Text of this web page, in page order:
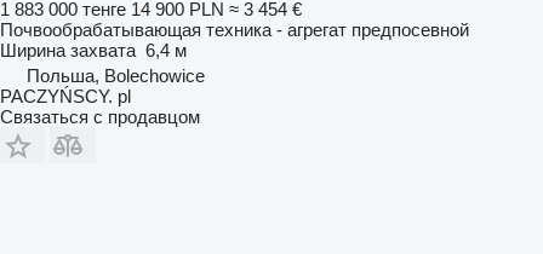
1 883 000 тенге 14 900 PLN ≈ 3 454 €
Почвообрабатывающая техника - агрегат предпосевной
Ширина захвата 6,4 м
Польша, Bolechowice
PACZYŃSCY. pl
Связаться с продавцом